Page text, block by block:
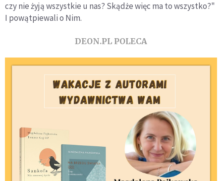
czy nie żyją wszystkie u nas? Skądże więc ma to wszystko?"
I powątpiewali o Nim.
DEON.PL POLECA